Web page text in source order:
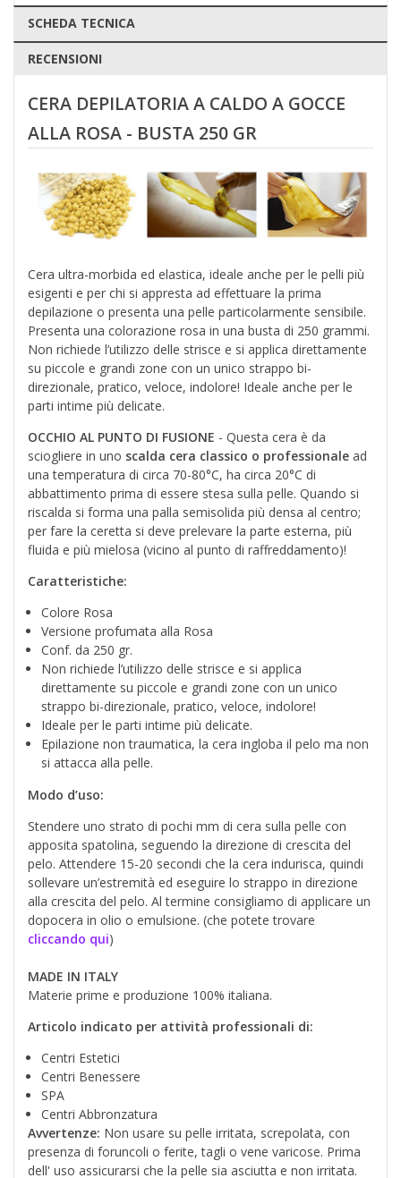
SCHEDA TECNICA
RECENSIONI
CERA DEPILATORIA A CALDO A GOCCE
ALLA ROSA - BUSTA 250 GR
Cera ultra-morbida ed elastica, ideale anche per le pelli più
esigenti e per chi si appresta ad effettuare la prima
depilazione o presenta una pelle particolarmente sensibile.
Presenta una colorazione rosa in una busta di 250 grammi.
Non richiede l’utilizzo delle strisce e si applica direttamente
su piccole e grandi zone con un unico strappo bi-
direzionale, pratico, veloce, indolore! Ideale anche per le
parti intime più delicate.
OCCHIO AL PUNTO DI FUSIONE - Questa cera è da
sciogliere in uno scalda cera classico o professionale ad
una temperatura di circa 70-80°C, ha circa 20°C di
abbattimento prima di essere stesa sulla pelle. Quando si
riscalda si forma una palla semisolida più densa al centro;
per fare la ceretta si deve prelevare la parte esterna, più
fluida e più mielosa (vicino al punto di raffreddamento)!
Caratteristiche:
Colore Rosa
Versione profumata alla Rosa
Conf. da 250 gr.
Non richiede l’utilizzo delle strisce e si applica
direttamente su piccole e grandi zone con un unico
strappo bi-direzionale, pratico, veloce, indolore!
Ideale per le parti intime più delicate.
Epilazione non traumatica, la cera ingloba il pelo ma non
si attacca alla pelle.
Modo d’uso:
Stendere uno strato di pochi mm di cera sulla pelle con
apposita spatolina, seguendo la direzione di crescita del
pelo. Attendere 15-20 secondi che la cera indurisca, quindi
sollevare un’estremità ed eseguire lo strappo in direzione
alla crescita del pelo. Al termine consigliamo di applicare un
dopocera in olio o emulsione. (che potete trovare
cliccando qui)
MADE IN ITALY
Materie prime e produzione 100% italiana.
Articolo indicato per attività professionali di:
Centri Estetici
Centri Benessere
SPA
Centri Abbronzatura
Avvertenze: Non usare su pelle irritata, screpolata, con
presenza di foruncoli o ferite, tagli o vene varicose. Prima
dell' uso assicurarsi che la pelle sia asciutta e non irritata.